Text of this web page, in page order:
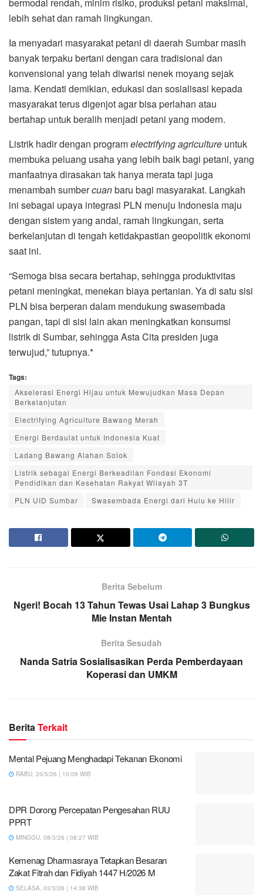
bermodal rendah, minim risiko, produksi petani maksimal,
lebih sehat dan ramah lingkungan.
Ia menyadari masyarakat petani di daerah Sumbar masih
banyak terpaku bertani dengan cara tradisional dan
konvensional yang telah diwarisi nenek moyang sejak
lama. Kendati demikian, edukasi dan sosialisasi kepada
masyarakat terus digenjot agar bisa perlahan atau
bertahap untuk beralih menjadi petani yang modern.
Listrik hadir dengan programelectrifying agriculture untuk
membuka peluang usaha yang lebih baik bagi petani, yang
manfaatnya dirasakan tak hanya merata tapi juga
menambah sumbercuanbaru bagi masyarakat. Langkah
ini sebagai upaya integrasi PLN menuju Indonesia maju
dengan sistem yang andal, ramah lingkungan, serta
berkelanjutan di tengah ketidakpastian geopolitik ekonomi
saat ini.
“Semoga bisa secara bertahap, sehingga produktivitas
petani meningkat, menekan biaya pertanian. Ya di satu sisi
PLN bisa berperan dalam mendukung swasembada
pangan, tapi di sisi lain akan meningkatkan konsumsi
listrik di Sumbar, sehingga Asta Cita presiden juga
terwujud,” tutupnya.*
Tags:
Akselerasi Energi Hijau untuk Mewujudkan Masa Depan
Berkelanjutan
Electrifying Agriculture Bawang Merah
Energi Berdaulat untuk Indonesia Kuat
Ladang Bawang Alahan Solok
Listrik sebagai Energi Berkeadilan Fondasi Ekonomi
Pendidikan dan Kesehatan Rakyat Wilayah 3T
PLN UID Sumbar
Swasembada Energi dari Hulu ke Hilir
Berita Sebelum
Ngeri! Bocah 13 Tahun Tewas Usai Lahap 3 Bungkus
Mie Instan Mentah
Berita Sesudah
Nanda Satria Sosialisasikan Perda Pemberdayaan
Koperasi dan UMKM
BeritaTerkait
Mental Pejuang Menghadapi Tekanan Ekonomi
RABU, 20/5/26 | 10:09 WIB
DPR Dorong Percepatan Pengesahan RUU
PPRT
MINGGU, 08/3/26 | 08:27 WIB
Kemenag Dharmasraya Tetapkan Besaran
Zakat Fitrah dan Fidiyah 1447 H/2026 M
SELASA, 03/3/26 | 14:38 WIB